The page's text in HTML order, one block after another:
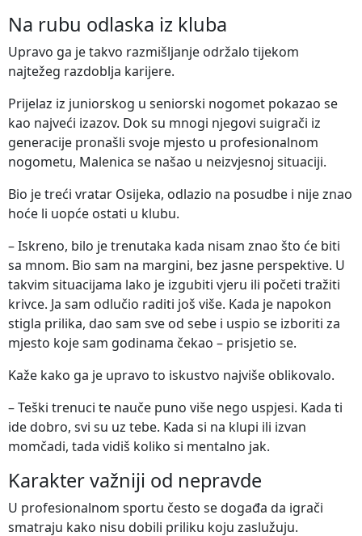
Na rubu odlaska iz kluba
Upravo ga je takvo razmišljanje održalo tijekom
najtežeg razdoblja karijere.
Prijelaz iz juniorskog u seniorski nogomet pokazao se
kao najveći izazov. Dok su mnogi njegovi suigrači iz
generacije pronašli svoje mjesto u profesionalnom
nogometu, Malenica se našao u neizvjesnoj situaciji.
Bio je treći vratar Osijeka, odlazio na posudbe i nije znao
hoće li uopće ostati u klubu.
– Iskreno, bilo je trenutaka kada nisam znao što će biti
sa mnom. Bio sam na margini, bez jasne perspektive. U
takvim situacijama lako je izgubiti vjeru ili početi tražiti
krivce. Ja sam odlučio raditi još više. Kada je napokon
stigla prilika, dao sam sve od sebe i uspio se izboriti za
mjesto koje sam godinama čekao – prisjetio se.
Kaže kako ga je upravo to iskustvo najviše oblikovalo.
– Teški trenuci te nauče puno više nego uspjesi. Kada ti
ide dobro, svi su uz tebe. Kada si na klupi ili izvan
momčadi, tada vidiš koliko si mentalno jak.
Karakter važniji od nepravde
U profesionalnom sportu često se događa da igrači
smatraju kako nisu dobili priliku koju zaslužuju.